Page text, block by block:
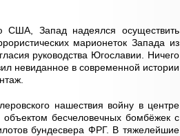
США, Запад надеялся осуществить
марионеток Запада из
руководства Югославии. Ничего
невиданное в современной истории
нашествия войну в центре
бесчеловечных бомбёжек с
бундесвера ФРГ. В тяжелейшие